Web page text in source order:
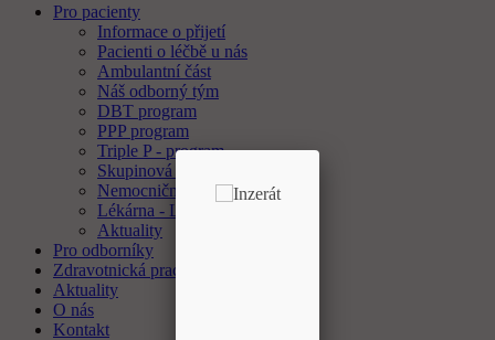
Pro pacienty
Informace o přijetí
Pacienti o léčbě u nás
Ambulantní část
Náš odborný tým
DBT program
PPP program
Triple P - program
Skupinová psychoterapie
Nemocniční ombudsman
Lékárna - Laboratoř
Aktuality
Pro odborníky
Zdravotnická pracoviště
Aktuality
O nás
Kontakt